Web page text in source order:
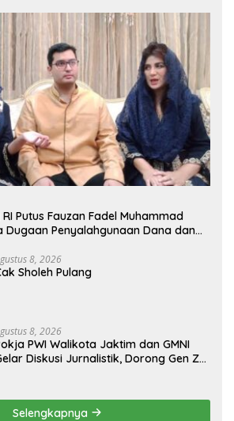
Putus Fauzan Fadel Muhammad
Dugaan Penyalahgunaan Dana dan
8, 2026
Sholeh Pulang
8, 2026
PWI Walikota Jaktim dan GMNI
Diskusi Jurnalistik, Dorong Gen Z
Selengkapnya